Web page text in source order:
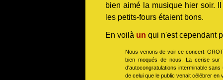
bien aimé la musique hier soir.
les petits-fours étaient bons.
En voilà un qui n'est cependant
Nous venons de voir ce concert.
bien moqués de nous. La cerise
d'autocongratulations interminable
de celui que le public venait célébrer en